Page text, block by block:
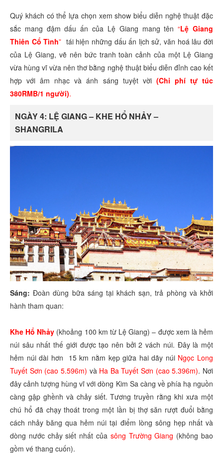
Quý khách có thể lựa chọn xem show biểu diễn nghệ thuật đặc
sắc mang đậm dấu ấn của Lệ Giang mang tên“Lệ Giang
Thiên Cổ Tình” tái hiện những dấu ấn lịch sử, văn hoá lâu đời
của Lệ Giang, vẽ nên bức tranh toàn cảnh của một Lệ Giang
vừa hùng vĩ vừa nên thơ bằng nghệ thuật biểu diễn đỉnh cao kết
hợp với âm nhạc và ánh sáng tuyệt vời (Chi phí tự túc
380RMB/1 người).
NGÀY 4: LỆ GIANG – KHE HỔ NHẢY –
SHANGRILA
Sáng:Đoàn dùng bữa sáng tại khách sạn, trả phòng và khởi
hành tham quan:
Khe Hổ Nhảy (khoảng 100 km từ Lệ Giang) – được xem là hẻm
núi sâu nhất thế giới được tạo nên bởi 2 vách núi. Đây là một
hẻm núi dài hơn 15 km nằm kẹp giữa hai dãy núi Ngọc Long
Tuyết Sơn (cao 5.596m) và Ha Ba Tuyết Sơn (cao 5.396m). Nơi
đây cảnh tượng hùng vĩ với dòng Kim Sa càng về phía hạ nguồn
càng gập ghềnh và chảy siết. Tương truyền rằng khi xưa một
chú hổ đã chạy thoát trong một lần bị thợ săn rượt đuổi bằng
cách nhảy băng qua hẻm núi tại điểm lòng sông hẹp nhất và
dòng nước chảy siết nhất của sông Trường Giang (không bao
gồm vé thang cuốn).